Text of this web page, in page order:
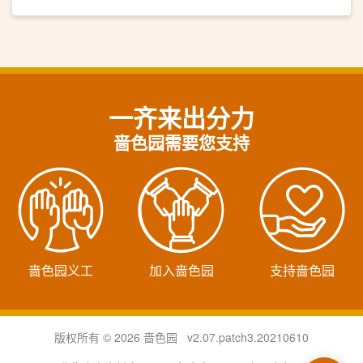
一齐来出分力
啬色园需要您支持
啬色园义工 加入啬色园 支持啬色园
版权所有 © 2026 啬色园 v2.07.patch3.20210610